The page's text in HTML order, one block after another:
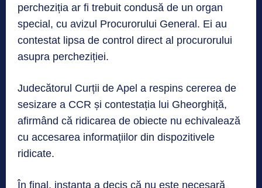
percheziția ar fi trebuit condusă de un organ
special, cu avizul Procurorului General. Ei au
contestat lipsa de control direct al procurorului
asupra percheziției.
Judecătorul Curții de Apel a respins cererea de
sesizare a CCR și contestația lui Gheorghiță,
afirmând că ridicarea de obiecte nu echivalează
cu accesarea informațiilor din dispozitivele
ridicate.
În final, instanța a decis că nu este necesară